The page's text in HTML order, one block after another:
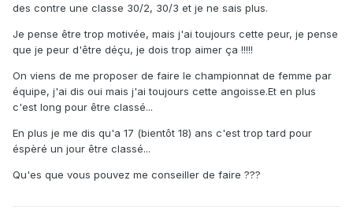
des contre une classe 30/2, 30/3 et je ne sais plus.
Je pense être trop motivée, mais j'ai toujours cette peur, je pense
que je peur d'être déçu, je dois trop aimer ça !!!!!
On viens de me proposer de faire le championnat de femme par
équipe, j'ai dis oui mais j'ai toujours cette angoisse.Et en plus
c'est long pour être classé...
En plus je me dis qu'a 17 (bientôt 18) ans c'est trop tard pour
éspèré un jour être classé...
Qu'es que vous pouvez me conseiller de faire ???